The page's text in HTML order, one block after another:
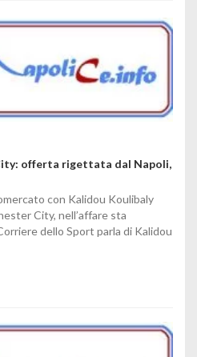
offerta rigettata dal Napoli,
con Kalidou Koulibaly
City, nell’affare sta
dello Sport parla di Kalidou